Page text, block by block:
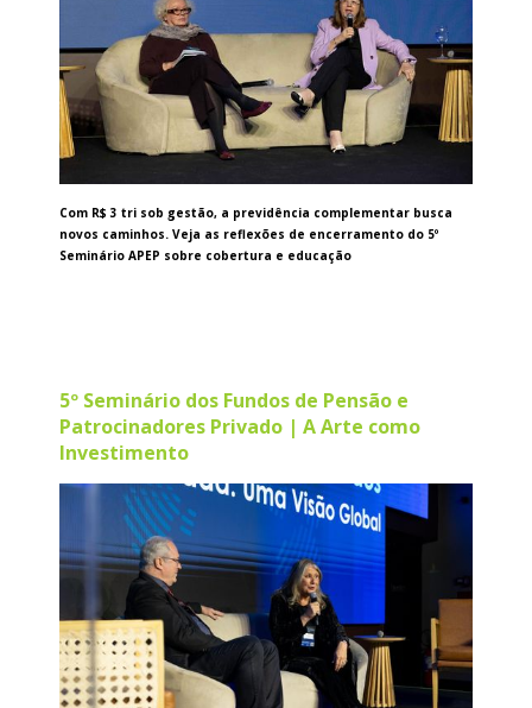
Com R$ 3 tri sob gestão, a previdência complementar busca
novos caminhos. Veja as reflexões de encerramento do 5º
Seminário APEP sobre cobertura e educação
5º Seminário dos Fundos de Pensão e
Patrocinadores Privado | A Arte como
Investimento